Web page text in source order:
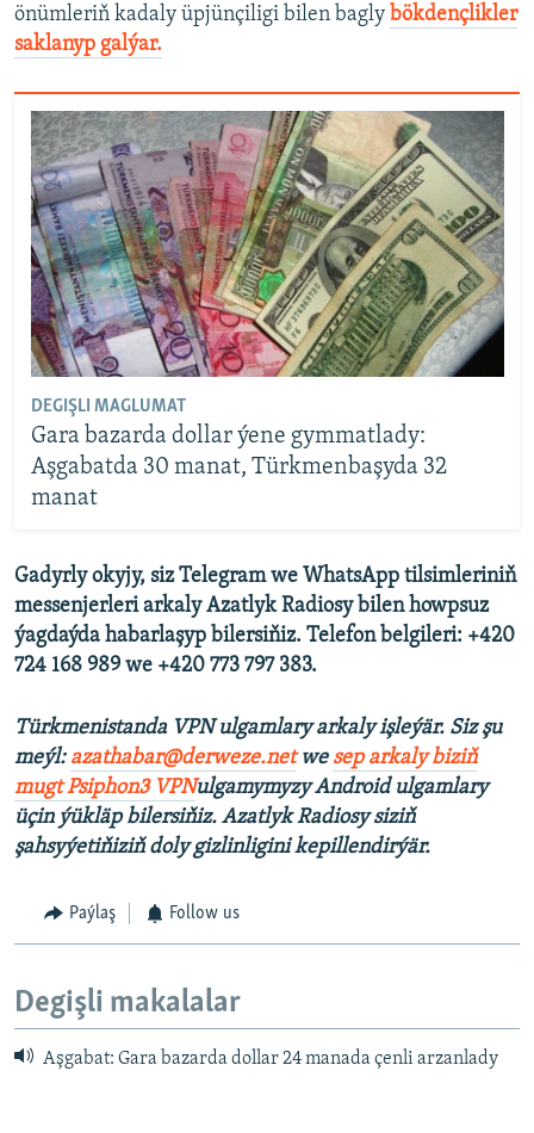
önümleriň kadaly üpjünçiligi bilen bagly bökdençlikler
saklanyp galýar.
DEGIŞLI MAGLUMAT
Gara bazarda dollar ýene gymmatlady:
Aşgabatda 30 manat, Türkmenbaşyda 32
manat
Gadyrly okyjy, siz Telegram we WhatsApp tilsimleriniň
messenjerleri arkaly Azatlyk Radiosy bilen howpsuz
ýagdaýda habarlaşyp bilersiňiz. Telefon belgileri: +420
724 168 989 we +420 773 797 383.
Türkmenistanda VPN ulgamlary arkaly işleýär. Siz şu
meýl: azathabar@derweze.netwe sep arkaly biziň
mugt Psiphon3 VPNulgamymyzy Android ulgamlary
üçin ýükläp bilersiňiz. Azatlyk Radiosy siziň
şahsyýetiňiziň doly gizlinligini kepillendirýär.
Paýlaş Follow us
Degişli makalalar
Aşgabat: Gara bazarda dollar 24 manada çenli arzanlady
Türkiýede ýiten iki aktiwist nirede?